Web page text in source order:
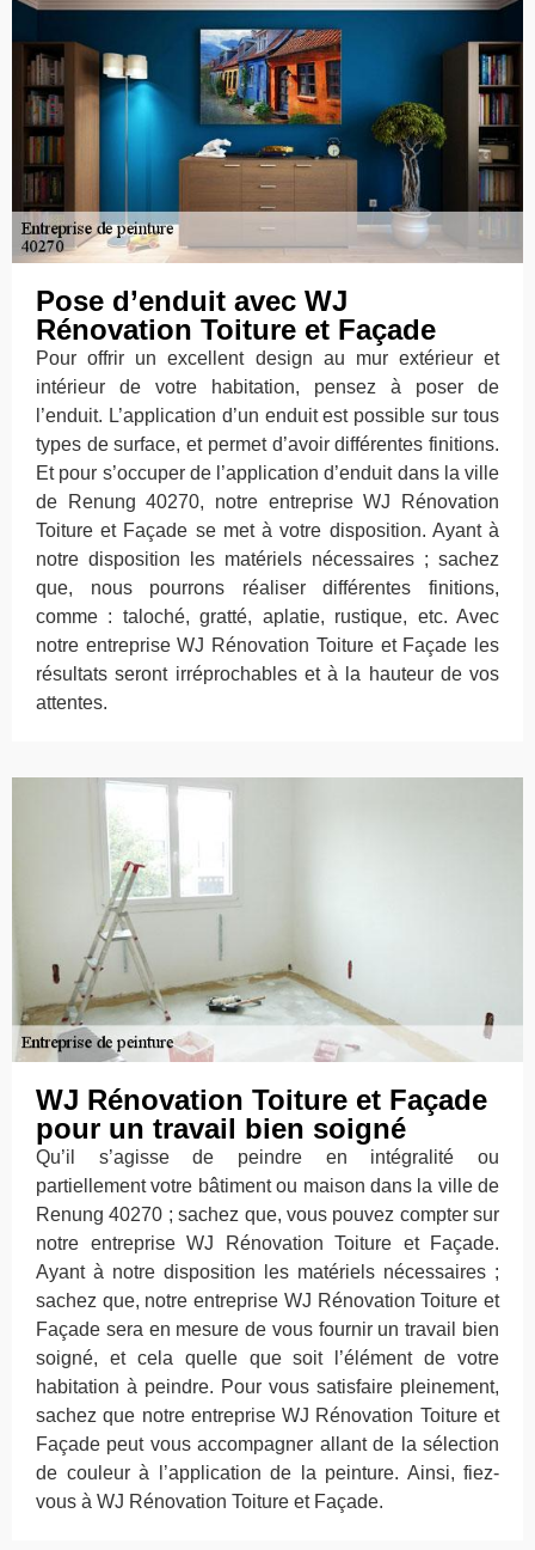
Pose d’enduit avec WJ
Rénovation Toiture et Façade
Pour offrir un excellent design au mur extérieur et
intérieur de votre habitation, pensez à poser de
l’enduit. L’application d’un enduit est possible sur tous
types de surface, et permet d’avoir différentes finitions.
Et pour s’occuper de l’application d’enduit dans la ville
de Renung 40270, notre entreprise WJ Rénovation
Toiture et Façade se met à votre disposition. Ayant à
notre disposition les matériels nécessaires ; sachez
que, nous pourrons réaliser différentes finitions,
comme : taloché, gratté, aplatie, rustique, etc. Avec
notre entreprise WJ Rénovation Toiture et Façade les
résultats seront irréprochables et à la hauteur de vos
attentes.
WJ Rénovation Toiture et Façade
pour un travail bien soigné
Qu’il s’agisse de peindre en intégralité ou
partiellement votre bâtiment ou maison dans la ville de
Renung 40270 ; sachez que, vous pouvez compter sur
notre entreprise WJ Rénovation Toiture et Façade.
Ayant à notre disposition les matériels nécessaires ;
sachez que, notre entreprise WJ Rénovation Toiture et
Façade sera en mesure de vous fournir un travail bien
soigné, et cela quelle que soit l’élément de votre
habitation à peindre. Pour vous satisfaire pleinement,
sachez que notre entreprise WJ Rénovation Toiture et
Façade peut vous accompagner allant de la sélection
de couleur à l’application de la peinture. Ainsi, fiez-
vous à WJ Rénovation Toiture et Façade.